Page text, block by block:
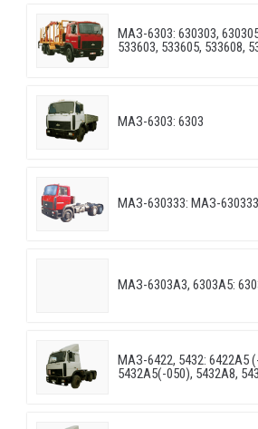
МАЗ-6303: 630303,
533603, 533605, 533608,
МАЗ-6303: 6303
МАЗ-630333: МАЗ-
МАЗ-6303A3, 6303A5:
МАЗ-6422, 5432: 6422A5
5432A5(-050), 5432A8,